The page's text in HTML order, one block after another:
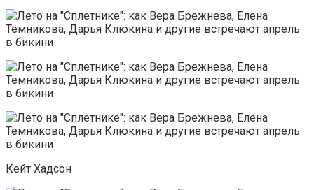
Кейт Хадсон